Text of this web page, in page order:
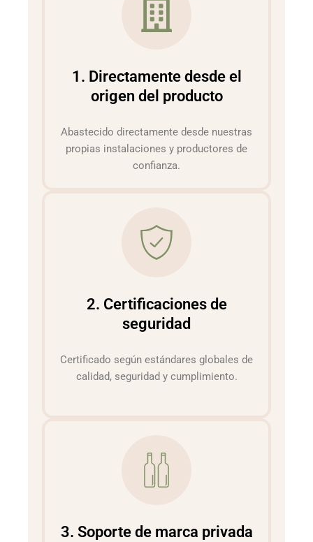
1. Directamente desde el
origen del producto
Abastecido directamente desde nuestras
propias instalaciones y productores de
confianza.
2. Certificaciones de
seguridad
Certificado según estándares globales de
calidad, seguridad y cumplimiento.
3. Soporte de marca privada